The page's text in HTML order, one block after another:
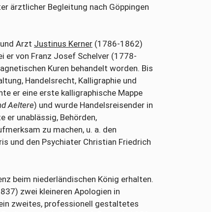
ärztlicher Begleitung nach Göppingen
Arzt Justinus Kerner (1786-1862)
er von Franz Josef Schelver (1778-
Kuren behandelt worden. Bis
Handelsrecht, Kalligraphie und
er eine erste kalligraphische Mappe
Aeltere) und wurde Handelsreisender in
er unablässig, Behörden,
zu machen, u. a. den
und den Psychiater Christian Friedrich
beim niederländischen König erhalten.
zwei kleineren Apologien in
zweites, professionell gestaltetes